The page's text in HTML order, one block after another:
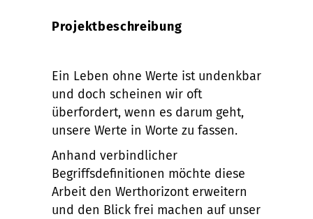
Projektbeschreibung
Ein Leben ohne Werte ist undenkbar
und doch scheinen wir oft
überfordert, wenn es darum geht,
unsere Werte in Worte zu fassen.
Anhand verbindlicher
Begriffsdefinitionen möchte diese
Arbeit den Werthorizont erweitern
und den Blick frei machen auf unser